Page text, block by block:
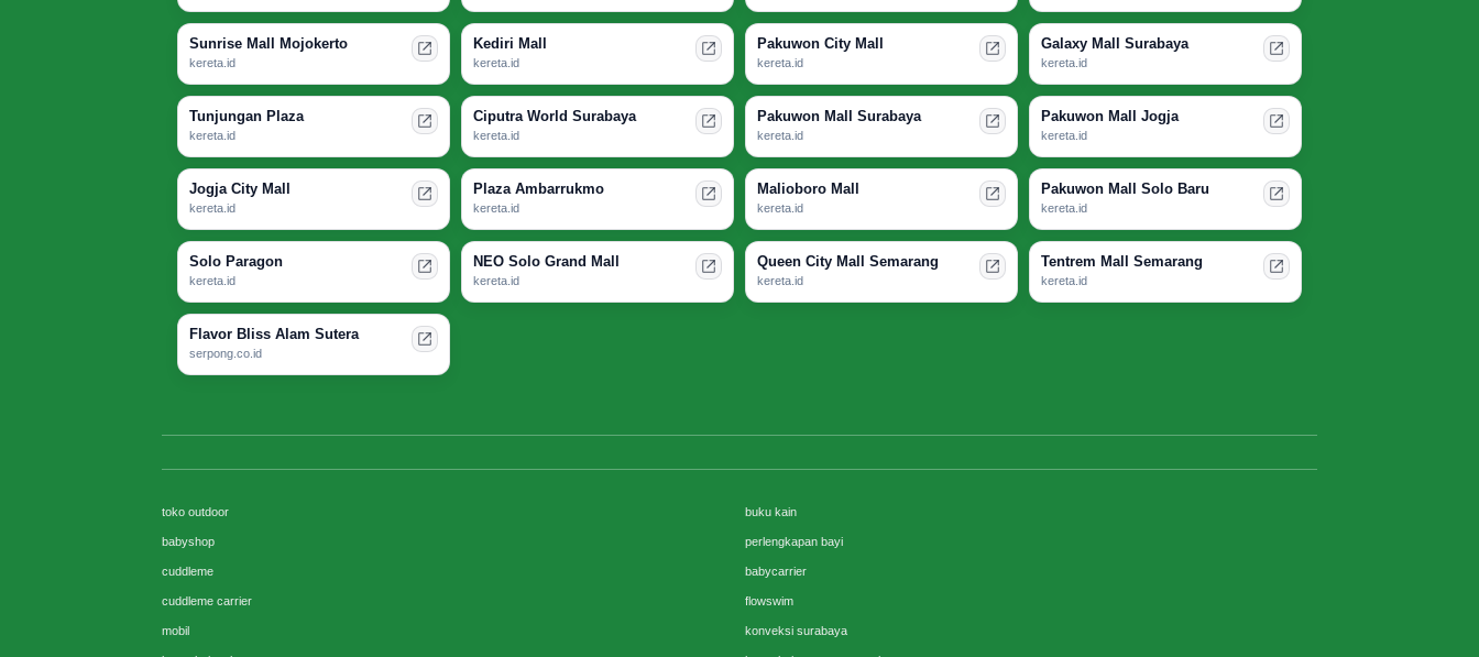
Sunrise Mall Mojokerto
kereta.id
Kediri Mall
kereta.id
Pakuwon City Mall
kereta.id
Galaxy Mall Surabaya
kereta.id
Tunjungan Plaza
kereta.id
Ciputra World Surabaya
kereta.id
Pakuwon Mall Surabaya
kereta.id
Pakuwon Mall Jogja
kereta.id
Jogja City Mall
kereta.id
Plaza Ambarrukmo
kereta.id
Malioboro Mall
kereta.id
Pakuwon Mall Solo Baru
kereta.id
Solo Paragon
kereta.id
NEO Solo Grand Mall
kereta.id
Queen City Mall Semarang
kereta.id
Tentrem Mall Semarang
kereta.id
Flavor Bliss Alam Sutera
serpong.co.id
toko outdoor buku kain
babyshop perlengkapan bayi
cuddleme babycarrier
cuddleme carrier flowswim
mobil konveksi surabaya